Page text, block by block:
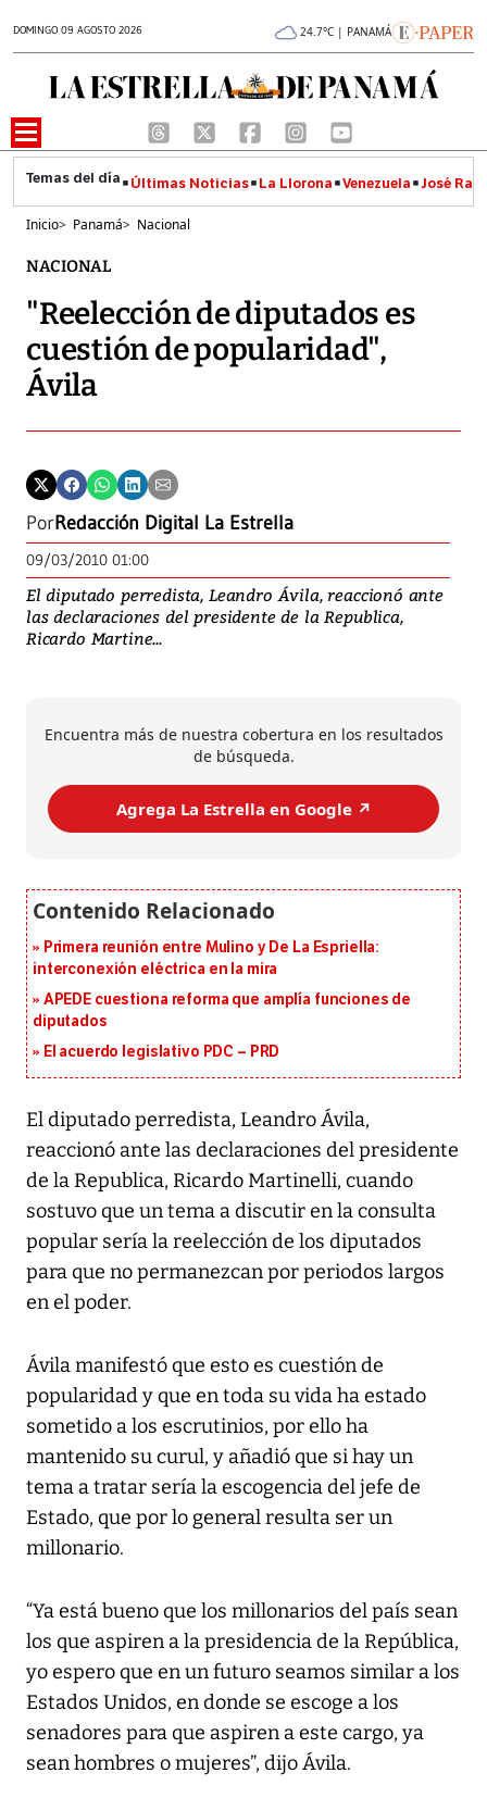
DOMINGO 09 AGOSTO 2026 24.7°C | PANAMÁ
Últimas Noticias La Llorona Venezuela José
Inicio> Panamá> Nacional
NACIONAL
"Reelección de diputados es
cuestión de popularidad",
Ávila
PorRedacción Digital La Estrella
09/03/2010 01:00
El diputado perredista, Leandro Ávila, reaccionó ante
las declaraciones del presidente de la Republica,
Ricardo Martine...
Encuentra más de nuestra cobertura en los resultados
de búsqueda.
Agrega La Estrella en Google ↗️
Primera reunión entre Mulino y De La Espriella:
interconexión eléctrica en la mira
APEDE cuestiona reforma que amplía funciones de
diputados
El acuerdo legislativo PDC – PRD
El diputado perredista, Leandro Ávila,
reaccionó ante las declaraciones del presidente
de la Republica, Ricardo Martinelli, cuando
sostuvo que un tema a discutir en la consulta
popular sería la reelección de los diputados
para que no permanezcan por periodos largos
en el poder.
Ávila manifestó que esto es cuestión de
popularidad y que en toda su vida ha estado
sometido a los escrutinios, por ello ha
mantenido su curul, y añadió que si hay un
tema a tratar sería la escogencia del jefe de
Estado, que por lo general resulta ser un
millonario.
“Ya está bueno que los millonarios del país sean
los que aspiren a la presidencia de la República,
yo espero que en un futuro seamos similar a los
Estados Unidos, en donde se escoge a los
senadores para que aspiren a este cargo, ya
sean hombres o mujeres”, dijo Ávila.